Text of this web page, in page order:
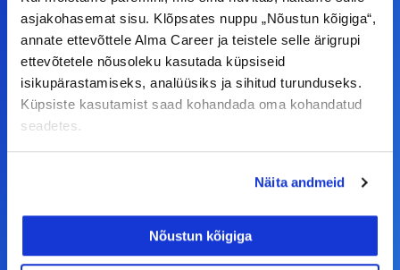
asjakohasemat sisu. Klõpsates nuppu „Nõustun kõigiga“,
annate ettevõttele Alma Career ja teistele selle ärigrupi
ettevõtetele nõusoleku kasutada küpsiseid
isikupärastamiseks, analüüsiks ja sihitud turunduseks.
Küpsiste kasutamist saad kohandada oma kohandatud
seadetes.
Näita andmeid
Nõustun kõigiga
F
a
c
e
b
k
-
I
n
s
t
a
a
m
L
i
n
k
e
n
Y
o
u
t
u
b
e
© Alma Career Estonia OÜ
Tööpakkumised